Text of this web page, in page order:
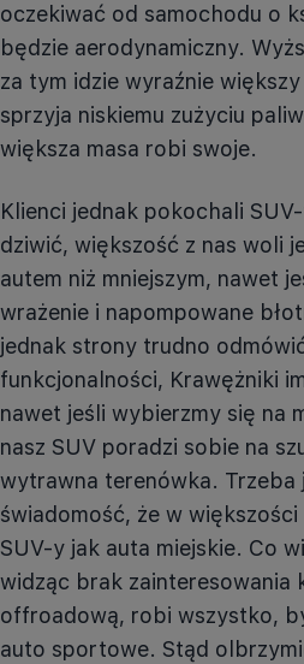
oczekiwać od samochodu o
będzie aerodynamiczny.
za tym idzie wyraźnie
sprzyja niskiemu zużyciu
większa masa robi swoje.
Klienci jednak pokochali
dziwić, większość z nas woli
autem niż mniejszym, nawet
wrażenie i napompowane
jednak strony trudno
funkcjonalności, Krawężniki
nawet jeśli wybierzmy się na
nasz SUV poradzi sobie na
wytrawna terenówka. Trzeba
świadomość, że w
SUV-y jak auta miejskie. Co
widząc brak zainteresowania
offroadową, robi wszystko,
auto sportowe. Stąd